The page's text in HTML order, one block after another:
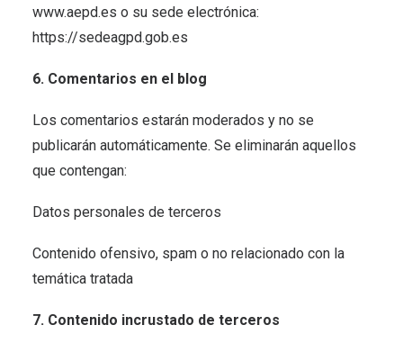
www.aepd.es o su sede electrónica:
https://sedeagpd.gob.es
6. Comentarios en el blog
Los comentarios estarán moderados y no se
publicarán automáticamente. Se eliminarán aquellos
que contengan:
Datos personales de terceros
Contenido ofensivo, spam o no relacionado con la
temática tratada
7. Contenido incrustado de terceros